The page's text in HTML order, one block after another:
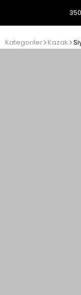
Kategoriler Kazak